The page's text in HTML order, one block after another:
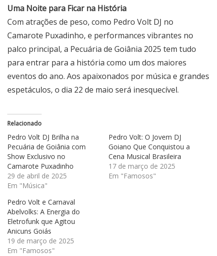
Uma Noite para Ficar na História
Com atrações de peso, como Pedro Volt DJ no
Camarote Puxadinho, e performances vibrantes no
palco principal, a Pecuária de Goiânia 2025 tem tudo
para entrar para a história como um dos maiores
eventos do ano. Aos apaixonados por música e grandes
espetáculos, o dia 22 de maio será inesquecível.
Relacionado
Pedro Volt DJ Brilha na
Pecuária de Goiânia com
Show Exclusivo no
Camarote Puxadinho
29 de abril de 2025
Em "Música"
Pedro Volt: O Jovem DJ
Goiano Que Conquistou a
Cena Musical Brasileira
17 de março de 2025
Em "Famosos"
Pedro Volt e Carnaval
Abelvolks: A Energia do
Eletrofunk que Agitou
Anicuns Goiás
19 de março de 2025
Em "Famosos"